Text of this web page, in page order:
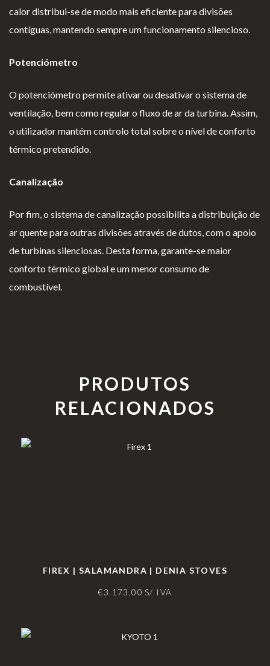
calor distribui-se de modo mais eficiente para divisões
contíguas, mantendo sempre um funcionamento silencioso.
Potenciómetro
O potenciómetro permite ativar ou desativar o sistema de
ventilação, bem como regular o fluxo de ar da turbina. Assim,
o utilizador mantém controlo total sobre o nível de conforto
térmico pretendido.
Canalização
Por fim, o sistema de canalização possibilita a distribuição de
ar quente para outras divisões através de dutos, com o apoio
de turbinas silenciosas. Desta forma, garante-se maior
conforto térmico global e um menor consumo de
combustível.
PRODUTOS
RELACIONADOS
FIREX | SALAMANDRA | DENIA STOVES
€3.173,00 S/ IVA